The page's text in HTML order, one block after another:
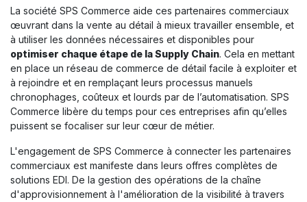
La société SPS Commerce aide ces partenaires commerciaux
œuvrant dans la vente au détail à mieux travailler ensemble, et
à utiliser les données nécessaires et disponibles pour
optimiser chaque étape de la Supply Chain. Cela en mettant
en place un réseau de commerce de détail facile à exploiter et
à rejoindre et en remplaçant leurs processus manuels
chronophages, coûteux et lourds par de l’automatisation. SPS
Commerce libère du temps pour ces entreprises afin qu’elles
puissent se focaliser sur leur cœur de métier.
L'engagement de SPS Commerce à connecter les partenaires
commerciaux est manifeste dans leurs offres complètes de
solutions EDI. De la gestion des opérations de la chaîne
d'approvisionnement à l'amélioration de la visibilité à travers